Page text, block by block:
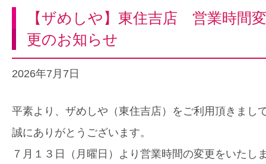
【ザめしや】東住吉店 営業時間
更のお知らせ
2026年7月7日
平素より、ザめしや（東住吉店）をご利用頂きまし
誠にありがとうございます。
７月１３日（月曜日）より営業時間の変更をいたし